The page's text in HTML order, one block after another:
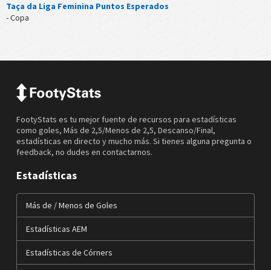
Taça da Liga Feminina Puntos Esperados
- Copa
FootyStats es tu mejor fuente de recursos para estadísticas
como goles, Más de 2,5/Menos de 2,5, Descanso/Final,
estadísticas en directo y mucho más. Si tienes alguna pregunta o
feedback, no dudes en contactarnos.
Estadísticas
Más de / Menos de Goles
Estadísticas AEM
Estadísticas de Córners